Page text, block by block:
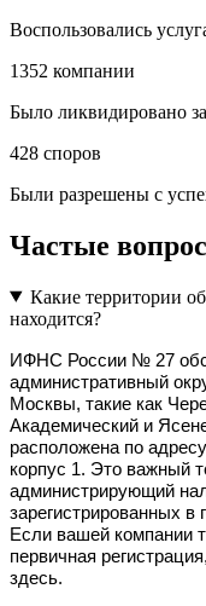
Воспользовались
1352 компании
Было ликвидировано
428 споров
Были разрешены с
Частые
Какие территории
находится?
ИФНС России № 27
административный
Москвы, такие как
Академический и
расположена по
корпус 1. Это важный
администрирующий
зарегистрированных в
Если вашей компании
первичная
здесь.